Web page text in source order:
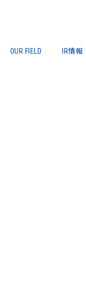
OUR FIELD IR情報